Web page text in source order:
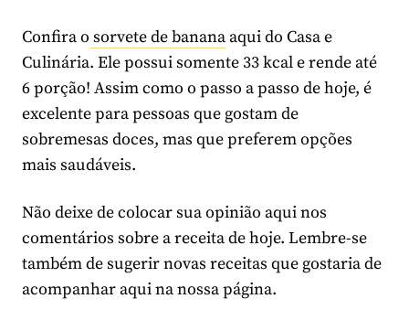
Confira o sorvete de bananaaqui do Casa e
Culinária. Ele possui somente 33 kcal e rende até
6 porção! Assim como o passo a passo de hoje, é
excelente para pessoas que gostam de
sobremesas doces, mas que preferem opções
mais saudáveis.
Não deixe de colocar sua opinião aqui nos
comentários sobre a receita de hoje. Lembre-se
também de sugerir novas receitas que gostaria de
acompanhar aqui na nossa página.